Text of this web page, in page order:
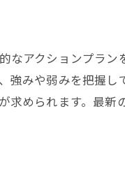
アクションプラ
みや弱みを把握
められます。最